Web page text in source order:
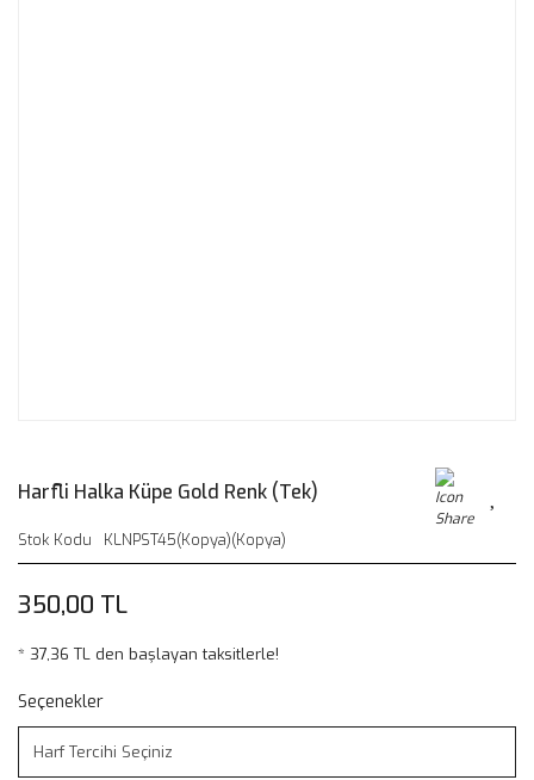
Harfli Halka Küpe Gold Renk (Tek)
Stok Kodu KLNPST45(Kopya)(Kopya)
350,00 TL
* 37,36 TL den başlayan taksitlerle!
Seçenekler